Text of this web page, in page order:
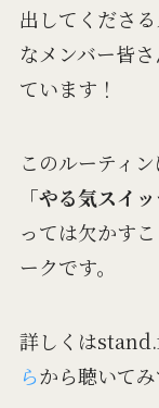
出してくださ
なメンバー皆
ています！
このルーティ
「やる気スイ
っては欠かす
ークです。
詳しくは
らから聴いてみ